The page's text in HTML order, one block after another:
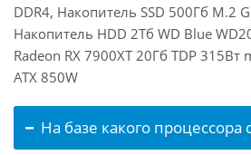
DDR4, Накопитель SSD 500Гб M.2
Накопитель HDD 2Тб WD Blue
Radeon RX 7900XT 20Гб TDP 315Вт
ATX 850W
На базе какого процессора